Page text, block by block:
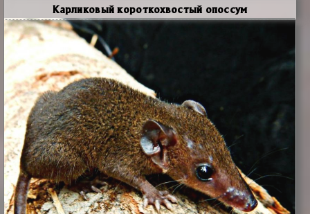
Карликовый короткохвостый опоссум